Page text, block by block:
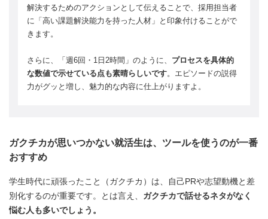
解決するためのアクションとして伝えることで、採用担当者
に「高い課題解決能力を持った人材」と印象付けることがで
きます。
さらに、「週6回・1日2時間」のように、 プロセスを具体的
な数値で示せている点も素晴らしいです。エピソードの説得
力がグッと増し、魅力的な内容に仕上がりますよ。
ガクチカが思いつかない就活生は、ツールを使うのが一番
おすすめ
学生時代に頑張ったこと（ガクチカ）は、自己PRや志望動機と差
別化するのが重要です。とは言え、 ガクチカで話せるネタがなく
悩む人も多いでしょう。